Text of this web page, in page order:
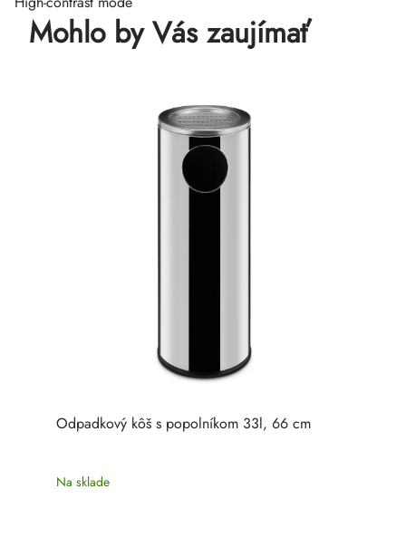
Mohlo by Vás zaujímať
Odpadkový kôš s popolníkom 33l, 66 cm
Na sklade